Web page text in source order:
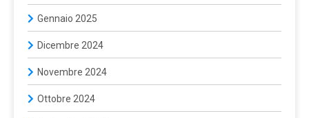
Gennaio 2025
Dicembre 2024
Novembre 2024
Ottobre 2024